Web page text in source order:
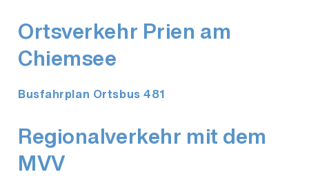
Ortsverkehr Prien am
Chiemsee
Busfahrplan Ortsbus 481
Regionalverkehr mit dem
MVV